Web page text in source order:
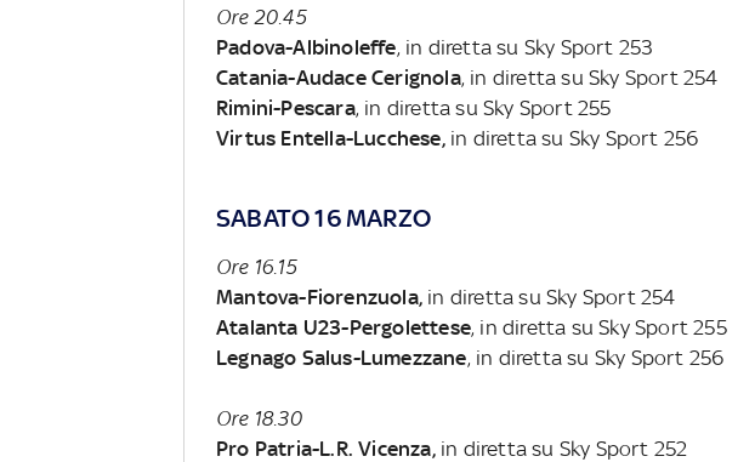
Ore 20.45
Padova-Albinoleffe, in diretta su Sky Sport 253
Catania-Audace Cerignola, in diretta su Sky Sport 254
Rimini-Pescara, in diretta su Sky Sport 255
Virtus Entella-Lucchese,in diretta su Sky Sport 256
SABATO 16 MARZO
Ore 16.15
Mantova-Fiorenzuola, in diretta su Sky Sport 254
Atalanta U23-Pergolettese, in diretta su Sky Sport 255
Legnago Salus-Lumezzane, in diretta su Sky Sport 256
Ore 18.30
Pro Patria-L.R. Vicenza, in diretta su Sky Sport 252